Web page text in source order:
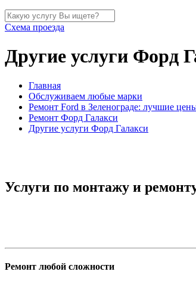
Схема проезда
Другие услуги Форд
Главная
Обслуживаем любые марки
Ремонт Ford в Зеленограде: лучшие
Ремонт Форд Галакси
Другие услуги Форд Галакси
Услуги по монтажу и
Ремонт любой сложности